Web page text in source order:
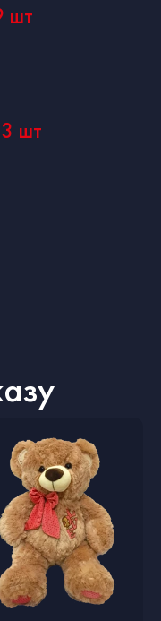
шт
3 шт